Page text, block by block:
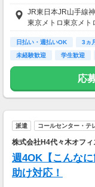
《収入例》
●時給1,650円 × 7.5h
＝【月収27万2,250
「自分に合った働
「レアなお仕事ない
「期間限定で働きた
「短期で高時給狙い
JR東日本JR山手線
東京メトロ東京メト
日払い・週払いOK 3ヵ
未経験歓迎
学生歓迎
応
派遣 コールセンター・テ
株式会社H4代々木オフィ
週4OK【こんな
助け対応！